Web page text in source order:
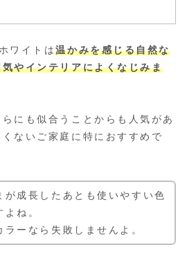
ワイトは温かみを感じる自然な
やインテリアによくなじみま
にも似合うことからも人気があ
ないご家庭に特におすすめで
が成長したあとも使いやすい色
よね。
ラーなら失敗しませんよ。